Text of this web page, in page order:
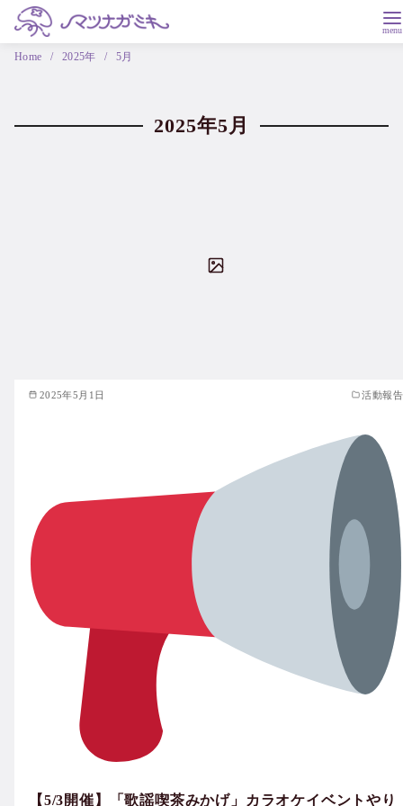
Home 2025年 5月
2025年5月
2025年5月1日 活動報告
【5/3開催】「歌謡喫茶みかげ」カラオケイベントやり